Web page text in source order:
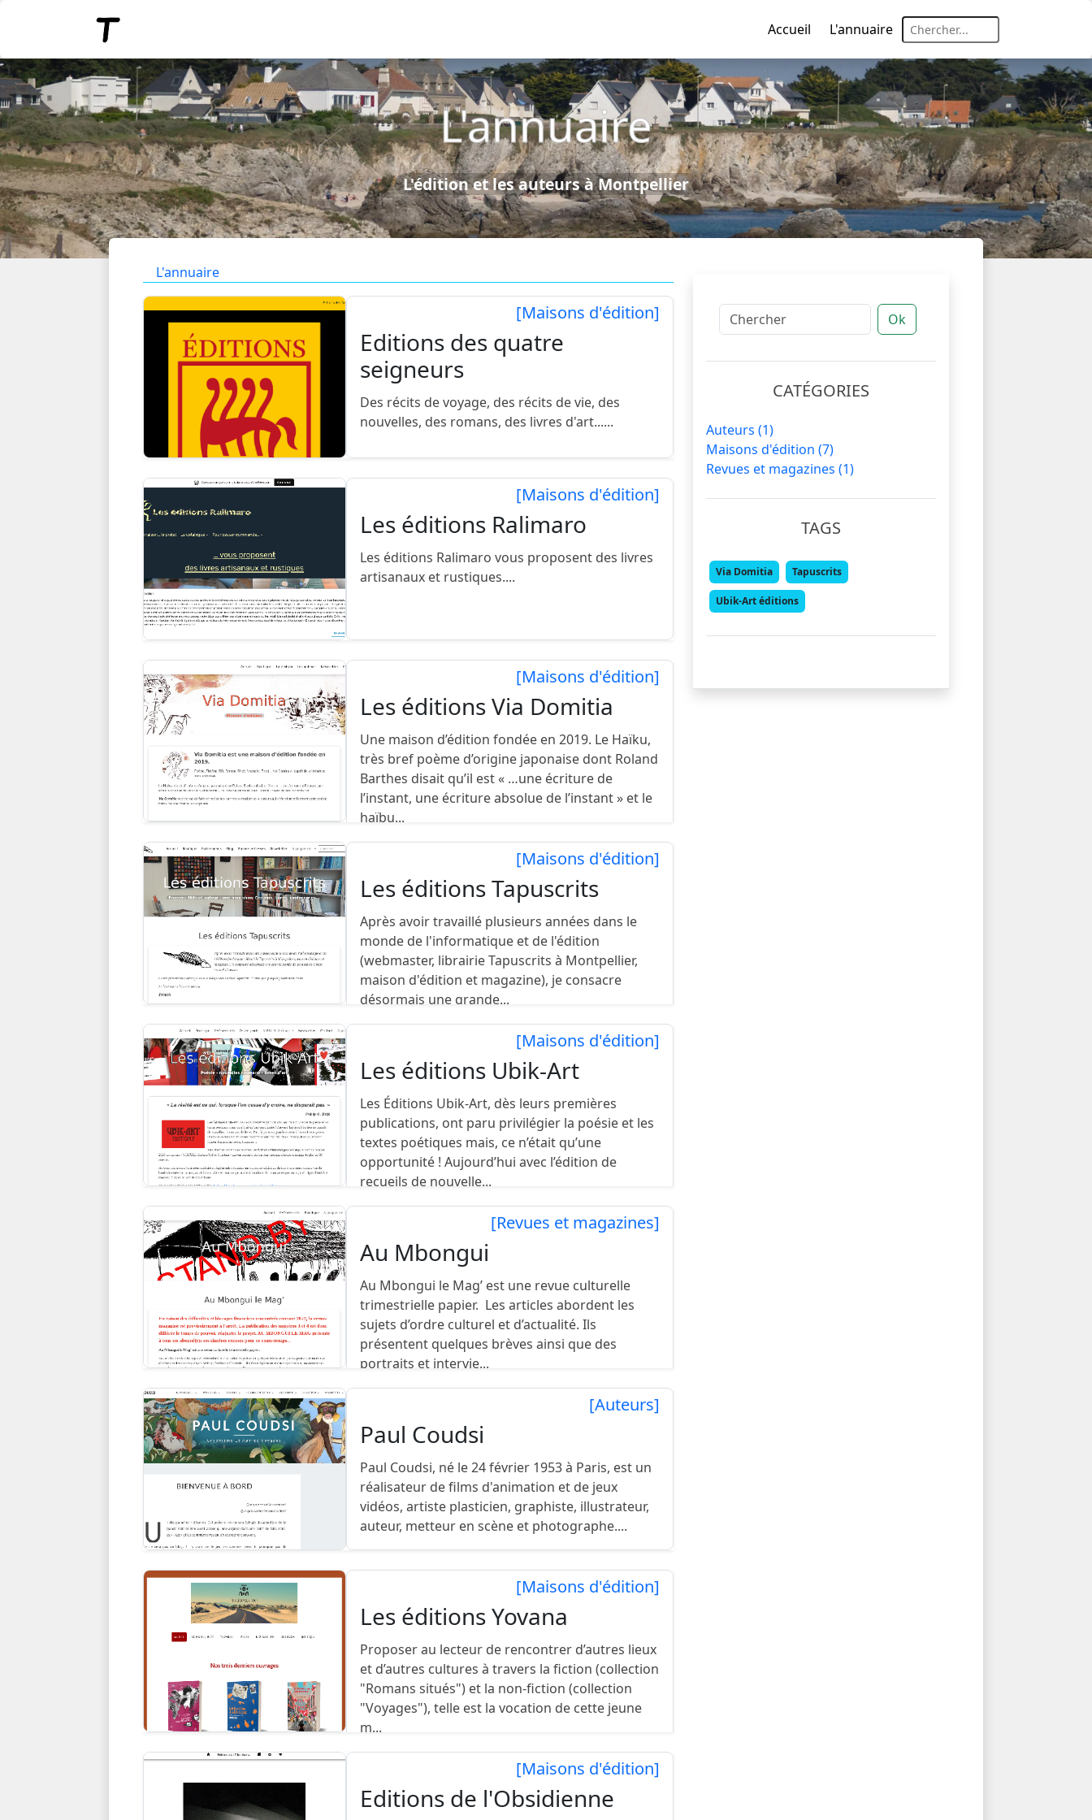
Accueil L'annuaire
L'annuaire
L'édition et les auteurs à Montpellier
L'annuaire
[Maisons d'édition]
Editions des quatre
seigneurs
Des récits de voyage, des récits de vie, des
nouvelles, des romans, des livres d'art......
[Maisons d'édition]
Les éditions Ralimaro
Les éditions Ralimaro vous proposent des livres
artisanaux et rustiques....
[Maisons d'édition]
Les éditions Via Domitia
Une maison d’édition fondée en 2019. Le Haïku,
très bref poème d’origine japonaise dont Roland
Barthes disait qu’il est « …une écriture de
l’instant, une écriture absolue de l’instant » et le
haïbu...
[Maisons d'édition]
Les éditions Tapuscrits
Après avoir travaillé plusieurs années dans le
monde de l'informatique et de l'édition
(webmaster, librairie Tapuscrits à Montpellier,
maison d'édition et magazine), je consacre
désormais une grande...
[Maisons d'édition]
Les éditions Ubik-Art
Les Éditions Ubik-Art, dès leurs premières
publications, ont paru privilégier la poésie et les
textes poétiques mais, ce n’était qu’une
opportunité ! Aujourd’hui avec l’édition de
recueils de nouvelle...
[Revues et magazines]
Au Mbongui
Au Mbongui le Mag’ est une revue culturelle
trimestrielle papier. Les articles abordent les
sujets d’ordre culturel et d’actualité. Ils
présentent quelques brèves ainsi que des
portraits et intervie...
[Auteurs]
Paul Coudsi
Paul Coudsi, né le 24 février 1953 à Paris, est un
réalisateur de films d'animation et de jeux
vidéos, artiste plasticien, graphiste, illustrateur,
auteur, metteur en scène et photographe....
[Maisons d'édition]
Les éditions Yovana
Proposer au lecteur de rencontrer d’autres lieux
et d’autres cultures à travers la fiction (collection
"Romans situés") et la non-fiction (collection
"Voyages"), telle est la vocation de cette jeune
m...
[Maisons d'édition]
Editions de l'Obsidienne
Ok
CATÉGORIES
Auteurs(1)
Maisons d'édition(7)
Revues et magazines(1)
TAGS
Via Domitia Tapuscrits
Ubik-Art éditions